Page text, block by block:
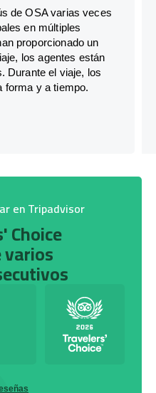
de OSA varias veces
en múltiples
proporcionado un
los agentes están
Durante el viaje, los
forma y a tiempo.
en Tripadvisor
Choice